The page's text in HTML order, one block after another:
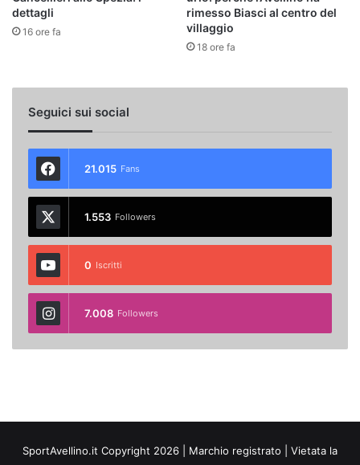
dettagli
16 ore fa
rimesso Biasci al centro del
villaggio
18 ore fa
Seguici sui social
21.015 Fans
1.553 Followers
0 Iscritti
7.008 Followers
SportAvellino.it Copyright 2026 | Marchio registrato | Vietata la